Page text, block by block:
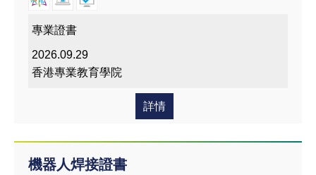
專業證書
2026.09.29
香港專業教育學院
詳情
機器人焊接證書